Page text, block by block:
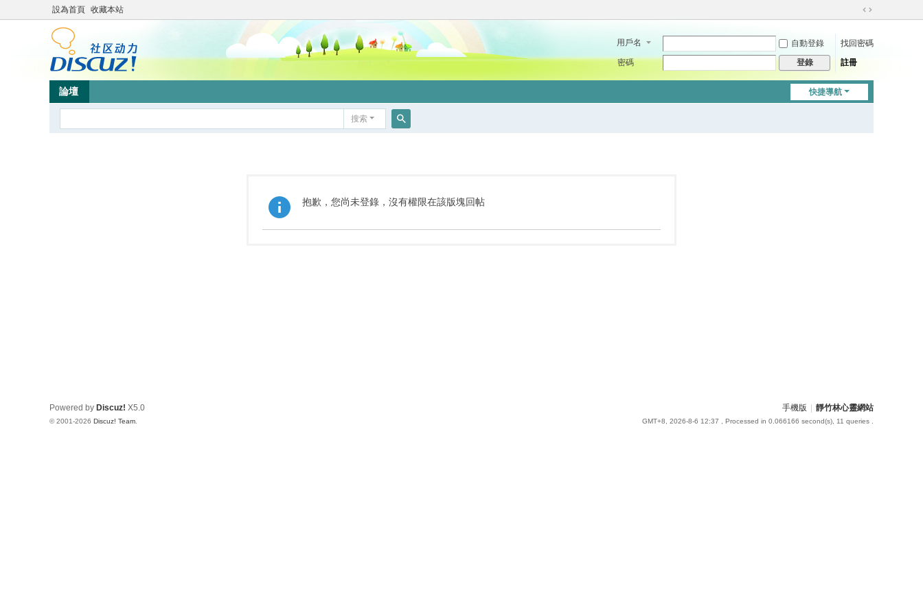
設為首頁 收藏本站
切
到
用戶名 自動登錄
找回密碼
密碼
登錄 註冊
快捷導航
論壇
搜索
抱歉，您尚未登錄，沒有權限在該版塊回帖
手機版 靜竹林心靈網站
GMT+8, 2026-8-6 12:37 , Processed in 0.066166 second(s), 11 queries .
Powered by Discuz! X5.0
© 2001-2026 Discuz! Team